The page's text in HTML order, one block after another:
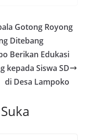
Gotong Royong
Ditebang
Berikan Edukasi
kepada Siswa SD
di Desa Lampoko